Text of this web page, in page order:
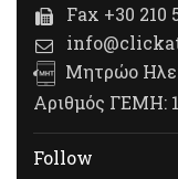
Fax +30 210
Μητρώο
Αριθμός ΓΕΜΗ:
Follow